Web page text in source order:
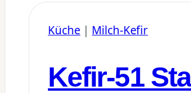
Küche | Milch-Kefir
Kefir-51